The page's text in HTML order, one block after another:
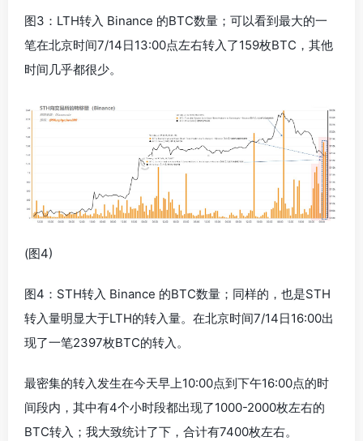
图3：LTH转入 Binance 的BTC数量；可以看到最大的一
笔在北京时间7/14日13:00点左右转入了159枚BTC，其他
时间几乎都很少。
(图4)
图4：STH转入 Binance 的BTC数量；同样的，也是STH
转入量明显大于LTH的转入量。在北京时间7/14日16:00出
现了一笔2397枚BTC的转入。
最密集的转入发生在今天早上10:00点到下午16:00点的时
间段内，其中有4个小时段都出现了1000-2000枚左右的
BTC转入；我大致统计了下，合计有7400枚左右。